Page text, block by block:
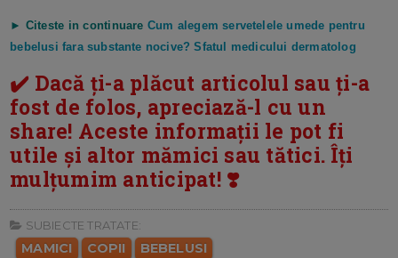
► Citeste in continuare Cum alegem servetelele umede pentru
bebelusi fara substante nocive? Sfatul medicului dermatolog
✔️ Dacă ți-a plăcut articolul sau ți-a
fost de folos, apreciază-l cu un
share! Aceste informații le pot fi
utile și altor mămici sau tătici. Îți
mulțumim anticipat! ❣️
SUBIECTE TRATATE:
MAMICI COPII
BEBELUSI